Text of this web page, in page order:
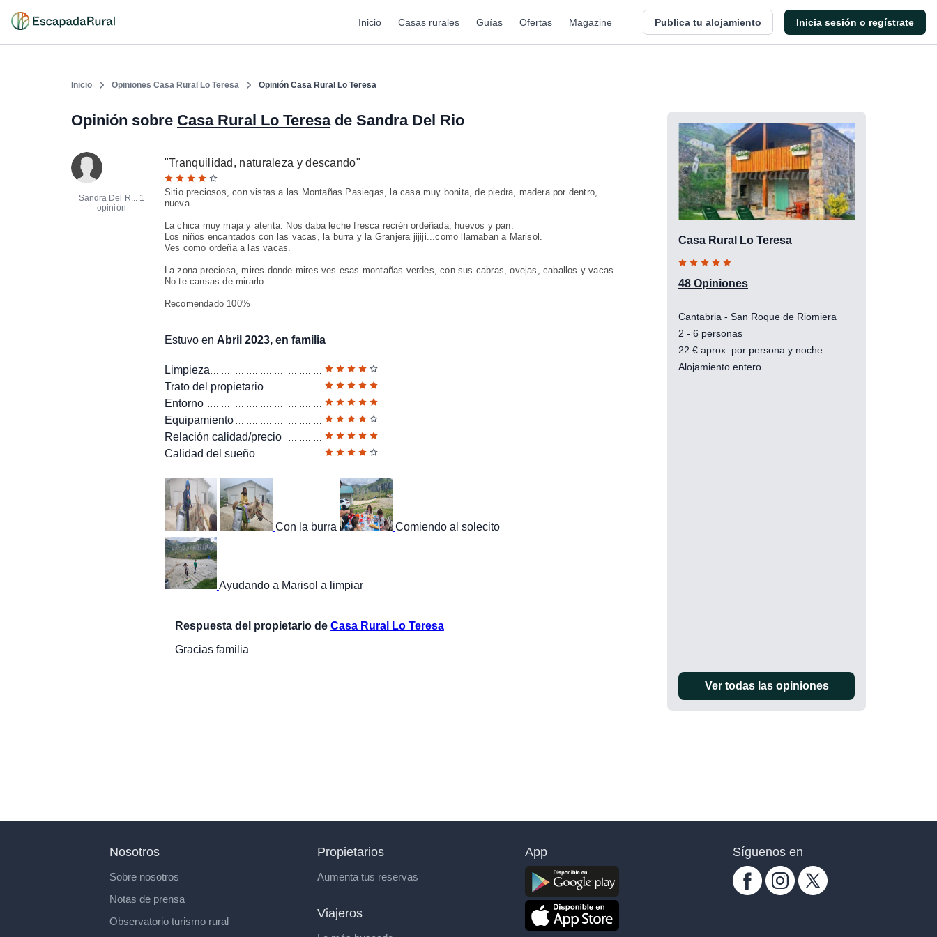
Inicio Casas rurales Guías Ofertas Magazine Publica tu alojamiento Inicia sesión o regístrate
Inicio Opiniones Casa Rural Lo Teresa Opinión Casa Rural Lo Teresa
Opinión sobre Casa Rural Lo Teresade Sandra Del Rio
Sandra Del R... 1
opinión
"Tranquilidad, naturaleza y descando"
Sitio preciosos, con vistas a las Montañas Pasiegas, la casa muy bonita, de piedra, madera por dentro,
nueva.
La chica muy maja y atenta. Nos daba leche fresca recién ordeñada, huevos y pan.
Los niños encantados con las vacas, la burra y la Granjera jijiji...como llamaban a Marisol.
Ves como ordeña a las vacas.
La zona preciosa, mires donde mires ves esas montañas verdes, con sus cabras, ovejas, caballos y vacas.
No te cansas de mirarlo.
Recomendado 100%
Estuvo en Abril 2023, en familia
Limpieza
Trato del propietario
Entorno
Equipamiento
Relación calidad/precio
Calidad del sueño
Con la burra Comiendo al solecito
Ayudando a Marisol a limpiar
Respuesta del propietario de Casa Rural Lo Teresa
Gracias familia
Casa Rural Lo Teresa
48 Opiniones
Cantabria - San Roque de Riomiera
2 - 6 personas
22 € aprox. por persona y noche
Alojamiento entero
Ver todas las opiniones
Nosotros
Sobre nosotros
Notas de prensa
Observatorio turismo rural
Propietarios
Aumenta tus reservas
Viajeros
App Síguenos en